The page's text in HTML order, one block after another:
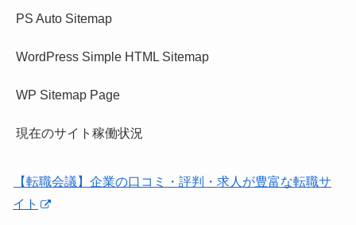
PS Auto Sitemap
WordPress Simple HTML Sitemap
WP Sitemap Page
現在のサイト稼働状況
【転職会議】企業の口コミ・評判・求人が豊富な転職サ
イト